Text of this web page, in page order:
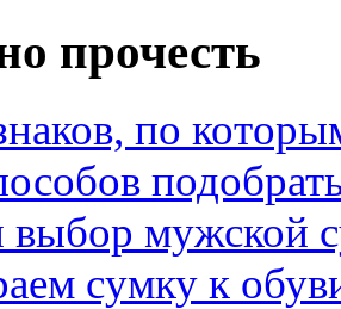
прочесть
по
мужской
сумку к